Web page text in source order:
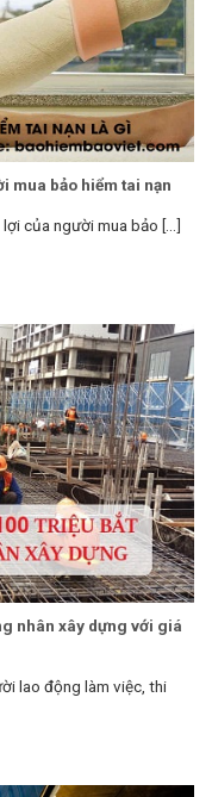
mua bảo hiểm tai nạn
của người mua bảo [...]
nhân xây dựng với giá
lao động làm việc, thi